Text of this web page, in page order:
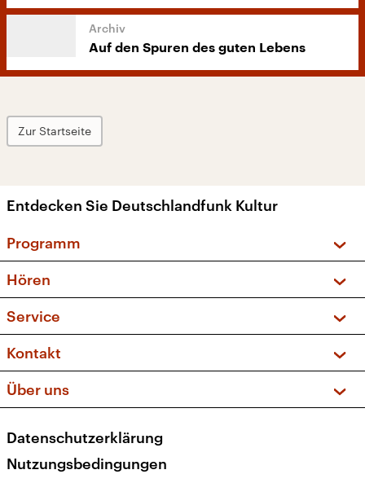
Auf den Spuren des guten Lebens
Zur Startseite
Entdecken Sie Deutschlandfunk Kultur
Programm
Sendungen und Podcasts
Musikliste
Kakadu – Das Kinderprogramm
Hören
Frequenzen (UKW + DAB+)
Service
FAQ
Apps
Newsletter
Veranstaltungen
Kontakt
Social Media
Über uns
Presse
Karriere
Datenschutzerklärung
Nutzungsbedingungen